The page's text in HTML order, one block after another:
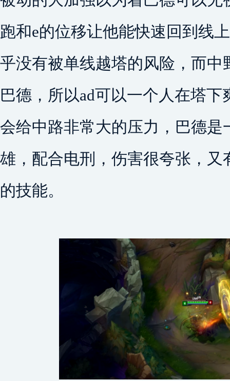
跑和e的位移让他能快速回到线
乎没有被单线越塔的风险，而
巴德，所以ad可以一个人在塔
会给中路非常大的压力，巴德
雄，配合电刑，伤害很夸张，
的技能。